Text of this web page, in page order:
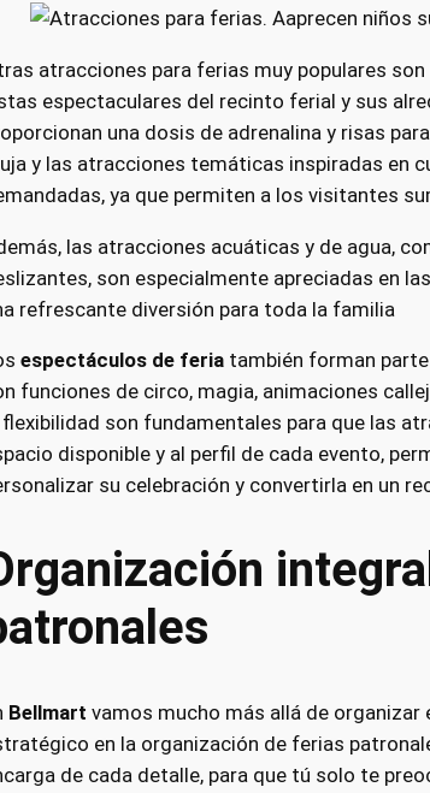
atracciones para ferias muy populares son
espectaculares del recinto ferial y sus
una dosis de adrenalina y risas
y las atracciones temáticas inspiradas en
ya que permiten a los visitantes
las atracciones acuáticas y de agua,
son especialmente apreciadas en
refrescante diversión para toda la familia
espectáculos de feria también forman
funciones de circo, magia, animaciones
flexibilidad son fundamentales para que las
disponible y al perfil de cada evento,
su celebración y convertirla en un
Bellmart vamos mucho más allá de
en la organización de ferias
de cada detalle, para que tú solo te